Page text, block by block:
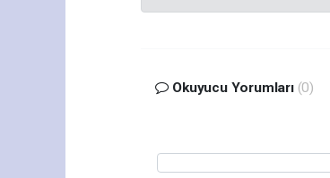
Okuyucu Yorumları (0)